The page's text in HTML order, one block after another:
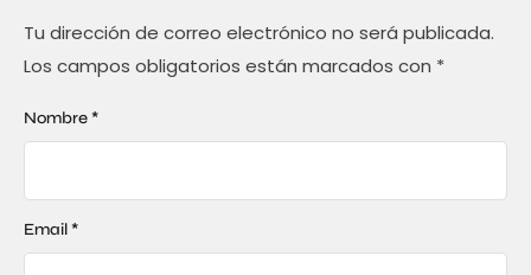
Tu dirección de correo electrónico no será publicada.
Los campos obligatorios están marcados con *
Nombre *
Email *